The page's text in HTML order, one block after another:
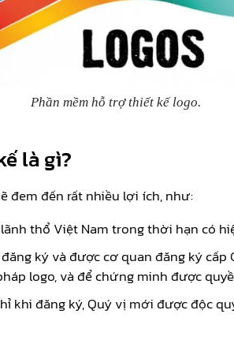
Phần mềm hỗ trợ thiết kế logo.
là gì?
đem đến rất nhiều lợi ích, như:
thổ Việt Nam trong thời hạn có
ký và được cơ quan đăng ký
logo, và để chứng minh được
khi đăng ký, Quý vị mới được độc